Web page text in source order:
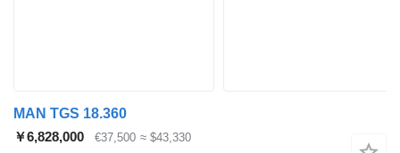
MAN TGS 18.360
￥6,828,000
€37,500 ≈ $43,330